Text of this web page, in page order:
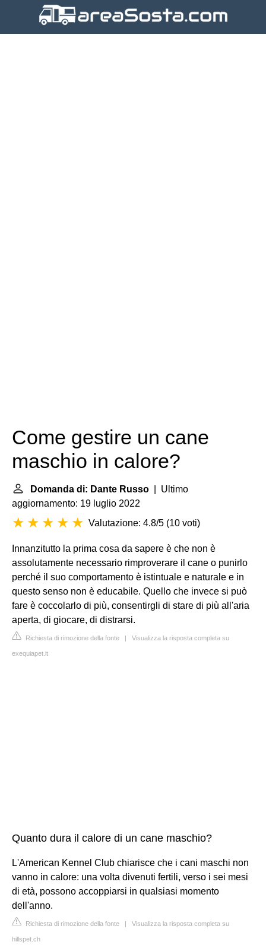
Come gestire un cane
maschio in calore?
Domanda di: Dante Russo | Ultimo
aggiornamento: 19 luglio 2022
Valutazione: 4.8/5 (10 voti)
Innanzitutto la prima cosa da sapere è che non è
assolutamente necessario rimproverare il cane o punirlo
perché il suo comportamento è istintuale e naturale e in
questo senso non è educabile. Quello che invece si può
fare è coccolarlo di più, consentirgli di stare di più all'aria
aperta, di giocare, di distrarsi.
Richiesta di rimozione della fonte | Visualizza la risposta completa su
exequiapet.it
Quanto dura il calore di un cane maschio?
L'American Kennel Club chiarisce che i cani maschi non
vanno in calore: una volta divenuti fertili, verso i sei mesi
di età, possono accoppiarsi in qualsiasi momento
dell'anno.
Richiesta di rimozione della fonte | Visualizza la risposta completa su
hillspet.ch